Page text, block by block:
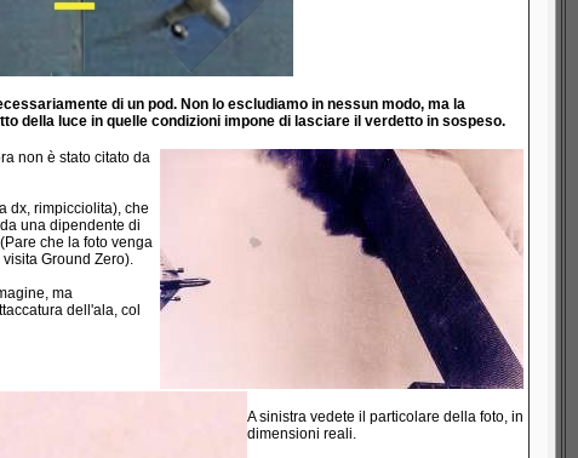
di un pod. Non lo escludiamo in nessun modo, ma la
della luce in quelle condizioni impone di lasciare il verdetto in sospeso.
non è stato citato da
dx, rimpicciolita), che
una dipendente di
che la foto venga
Ground Zero).
ma
dell'ala, col
A sinistra vedete il particolare della foto, in
dimensioni reali.